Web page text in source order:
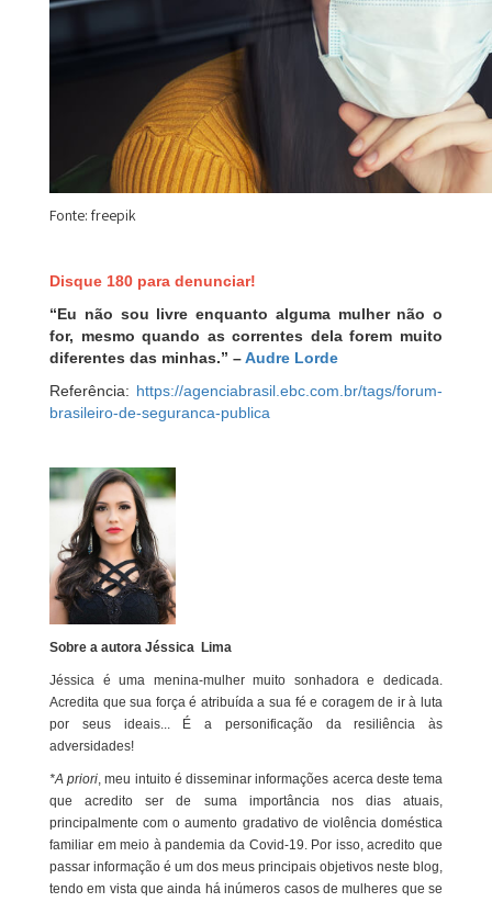
Fonte: freepik
Disque 180 para denunciar!
“Eu não sou livre enquanto alguma mulher não o
for, mesmo quando as correntes dela forem muito
diferentes das minhas.” –Audre Lorde
Referência: https://agenciabrasil.ebc.com.br/tags/forum-
brasileiro-de-seguranca-publica
Sobre a autora Jéssica Lima
Jéssica é uma menina-mulher muito sonhadora e dedicada.
Acredita que sua força é atribuída a sua fé e coragem de ir à luta
por seus ideais... É a personificação da resiliência às
adversidades!
*A priori, meu intuito é disseminar informações acerca deste tema
que acredito ser de suma importância nos dias atuais,
principalmente com o aumento gradativo de violência doméstica
familiar em meio à pandemia da Covid-19. Por isso, acredito que
passar informação é um dos meus principais objetivos neste blog,
tendo em vista que ainda há inúmeros casos de mulheres que se